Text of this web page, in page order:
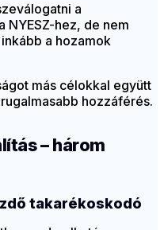
a
NYESZ-hez, de nem
a hozamok
más célokkal együtt
hozzáférés.
– három
takarékoskodó